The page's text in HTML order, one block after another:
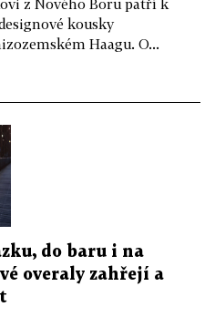
z Nového Boru patří k
kousky
Haagu. O...
do baru i na
overaly zahřejí a